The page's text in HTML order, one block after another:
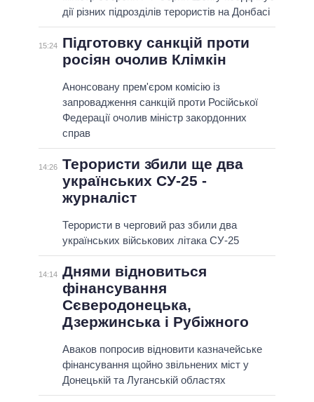
дії різних підрозділів терористів на Донбасі
15:24
Підготовку санкцій проти
росіян очолив Клімкін
Анонсовану прем'єром комісію із
запровадження санкцій проти Російської
Федерації очолив міністр закордонних
справ
14:26 Терористи збили ще два
українських СУ-25 -
журналіст
Терористи в черговий раз збили два
українських військових літака СУ-25
14:14 Днями відновиться
фінансування
Сєверодонецька,
Дзержинська і Рубіжного
Аваков попросив відновити казначейське
фінансування щойно звільнених міст у
Донецькій та Луганській областях